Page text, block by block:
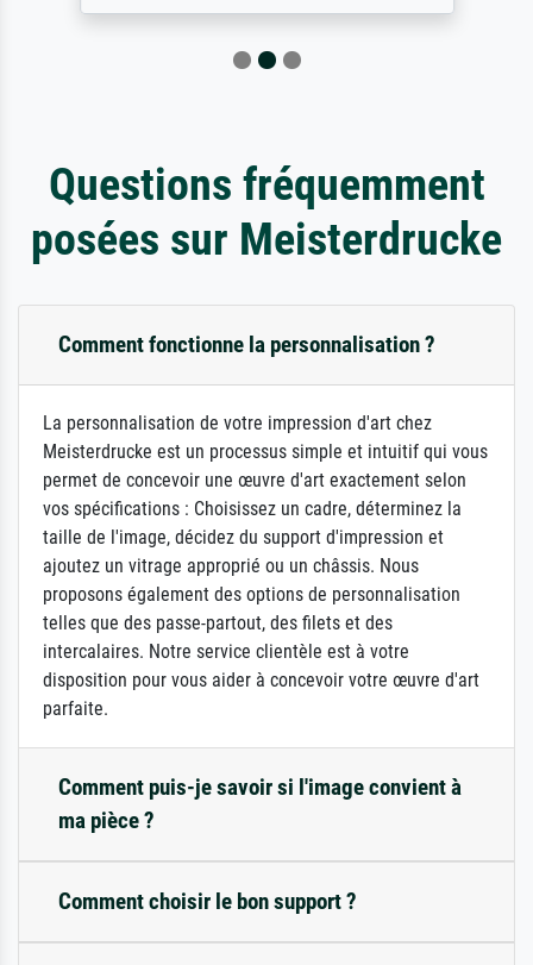
Questions fréquemment
posées sur Meisterdrucke
Comment fonctionne la personnalisation ?
La personnalisation de votre impression d'art chez
Meisterdrucke est un processus simple et intuitif qui vous
permet de concevoir une œuvre d'art exactement selon
vos spécifications : Choisissez un cadre, déterminez la
taille de l'image, décidez du support d'impression et
ajoutez un vitrage approprié ou un châssis. Nous
proposons également des options de personnalisation
telles que des passe-partout, des filets et des
intercalaires. Notre service clientèle est à votre
disposition pour vous aider à concevoir votre œuvre d'art
parfaite.
Comment puis-je savoir si l'image convient à
ma pièce ?
Comment choisir le bon support ?